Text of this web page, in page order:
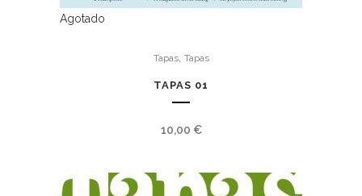
Agotado
Tapas, Tapas
TAPAS 01
10,00 €